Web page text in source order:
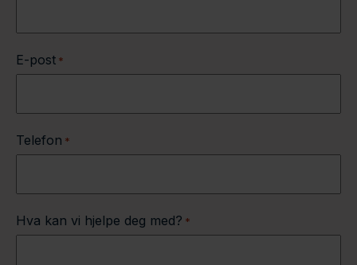
E-post *
Telefon *
Hva kan vi hjelpe deg med? *